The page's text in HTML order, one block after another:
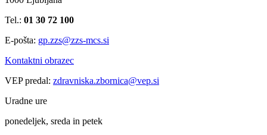
Tel.: 01 30 72 100
E-pošta: gp.zzs@zzs-mcs.si
Kontaktni obrazec
VEP predal: zdravniska.zbornica@vep.si
Uradne ure
ponedeljek, sreda in petek